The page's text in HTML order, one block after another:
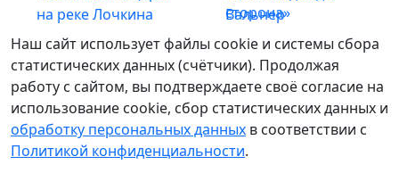
сторона»
на реке Лочкина
Вальнер
Наш сайт использует файлы cookie и системы сбора
статистических данных (счётчики). Продолжая
работу с сайтом, вы подтверждаете своё согласие на
использование cookie, сбор статистических данных и
обработку персональных данных в соответствии с
Политикой конфиденциальности.